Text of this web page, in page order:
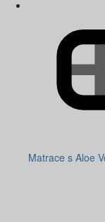
Matrace s Aloe